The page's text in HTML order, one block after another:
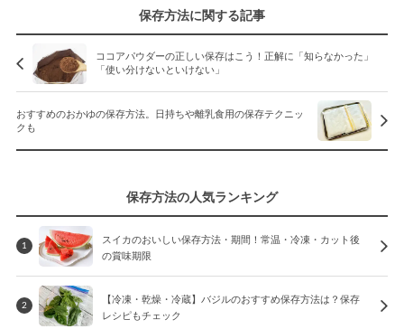
保存方法に関する記事
ココアパウダーの正しい保存はこう！正解に「知らなかった」
「使い分けないといけない」
おすすめのおかゆの保存方法。日持ちや離乳食用の保存テクニッ
クも
保存方法の人気ランキング
1
スイカのおいしい保存方法・期間！常温・冷凍・カット後
の賞味期限
2
【冷凍・乾燥・冷蔵】バジルのおすすめ保存方法は？保存
レシピもチェック